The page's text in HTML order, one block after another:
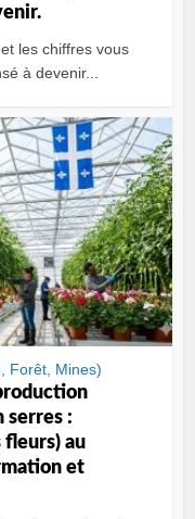
les chiffres vous
à devenir...
Forêt, Mines)
serres :
au
et